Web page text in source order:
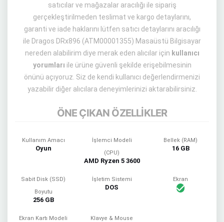
satıcılar ve mağazalar aracılığı ile sipariş
gerçekleştirilmeden teslimat ve kargo detaylarını,
garanti ve iade haklarını lütfen satıcı detaylarını aracılığı
ile Dragos DRx896 (ATM00001355) Masaüstü Bilgisayar
nereden alabilirim diye merak eden alıcılar için kullanıcı
yorumları ile ürüne güvenli şekilde erişebilmesinin
önünü açıyoruz. Siz de kendi kullanıcı değerlendirmenizi
yazabilir diğer alıcılara deneyimlerinizi aktarabilirsiniz.
ÖNE ÇIKAN ÖZELLİKLER
Kullanım Amacı
Oyun
İşlemci Modeli
(CPU)
AMD Ryzen 5 3600
Bellek (RAM)
16 GB
Sabit Disk (SSD)
Boyutu
256 GB
İşletim Sistemi
DOS
Ekran
Ekran Kartı Modeli Klavye & Mouse